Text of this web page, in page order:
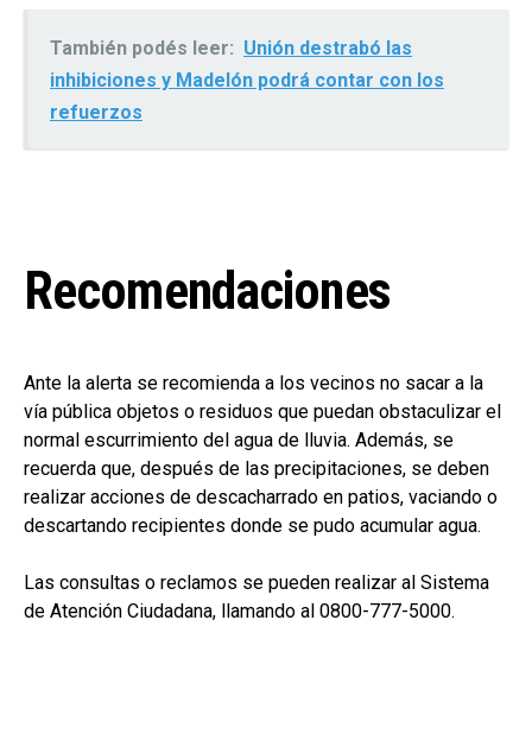
También podés leer: Unión destrabó las
inhibiciones y Madelón podrá contar con los
refuerzos
Recomendaciones
Ante la alerta se recomienda a los vecinos no sacar a la
vía pública objetos o residuos que puedan obstaculizar el
normal escurrimiento del agua de lluvia. Además, se
recuerda que, después de las precipitaciones, se deben
realizar acciones de descacharrado en patios, vaciando o
descartando recipientes donde se pudo acumular agua.
Las consultas o reclamos se pueden realizar al Sistema
de Atención Ciudadana, llamando al 0800-777-5000.